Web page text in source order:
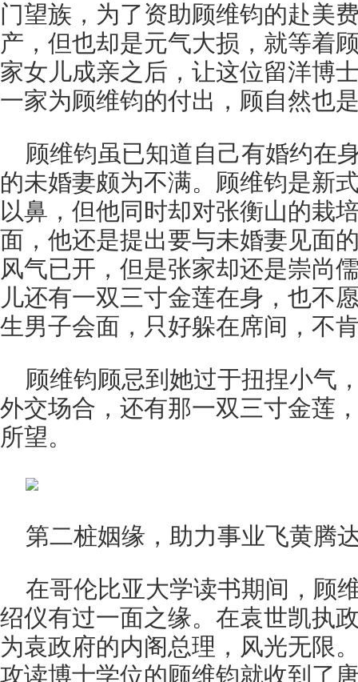
门望族，为了资助顾维钧的赴美
产，但也却是元气大损，就等着
家女儿成亲之后，让这位留洋博
一家为顾维钧的付出，顾自然也
顾维钧虽已知道自己有婚约在
的未婚妻颇为不满。顾维钧是新
以鼻，但他同时却对张衡山的栽
面，他还是提出要与未婚妻见面
风气已开，但是张家却还是崇尚
儿还有一双三寸金莲在身，也不
生男子会面，只好躲在席间，不
顾维钧顾忌到她过于扭捏小气
外交场合，还有那一双三寸金莲
所望。
第二桩姻缘，助力事业飞黄腾
在哥伦比亚大学读书期间，顾
绍仪有过一面之缘。在袁世凯执
为袁政府的内阁总理，风光无限
攻读博士学位的顾维钧就收到了